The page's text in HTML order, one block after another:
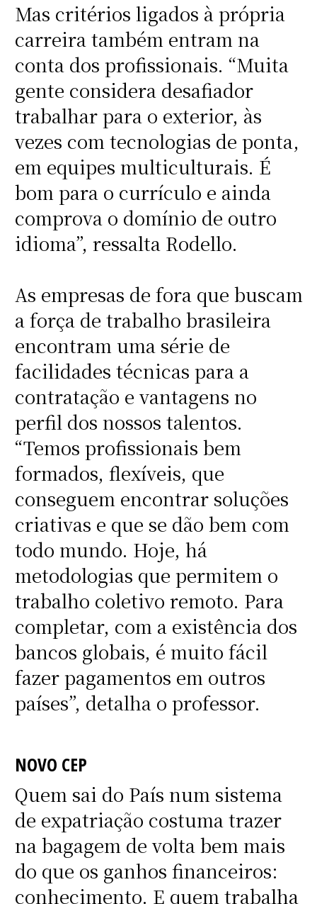
Mas critérios ligados à própria
carreira também entram na
conta dos profissionais. “Muita
gente considera desafiador
trabalhar para o exterior, às
vezes com tecnologias de ponta,
em equipes multiculturais. É
bom para o currículo e ainda
comprova o domínio de outro
idioma”, ressalta Rodello.
As empresas de fora que buscam
a força de trabalho brasileira
encontram uma série de
facilidades técnicas para a
contratação e vantagens no
perfil dos nossos talentos.
“Temos profissionais bem
formados, flexíveis, que
conseguem encontrar soluções
criativas e que se dão bem com
todo mundo. Hoje, há
metodologias que permitem o
trabalho coletivo remoto. Para
completar, com a existência dos
bancos globais, é muito fácil
fazer pagamentos em outros
países”, detalha o professor.
NOVO CEP
Quem sai do País num sistema
de expatriação costuma trazer
na bagagem de volta bem mais
do que os ganhos financeiros:
conhecimento. E quem trabalha